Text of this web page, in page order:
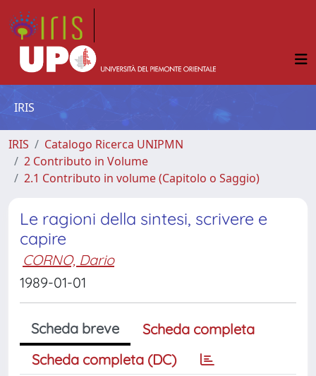
IRIS
IRIS
Catalogo Ricerca UNIPMN
2 Contributo in Volume
2.1 Contributo in volume (Capitolo o Saggio)
Le ragioni della sintesi, scrivere e
capire
CORNO, Dario
1989-01-01
Scheda breve
Scheda completa
Scheda completa (DC)